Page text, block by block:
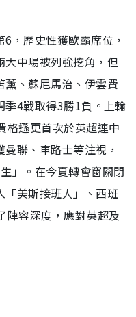
，歷史性獲歐霸席位，
大中場被列強挖角，但
、蘇尼馬治、伊雲費
4戰取得3勝1負。上輪
格遜更首次於英超連中
聯、車路士等注視，
」。在今夏轉會窗關閉
「美斯接班人」、西班
陣容深度，應對英超及